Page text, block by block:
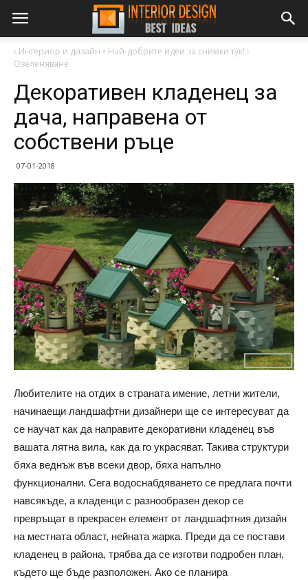
› Интериор и дизайн • Най-добрите идеи за снимки тук! ›
Озеленяване
Декоративен кладенец за
дача, направена от
собствени ръце
07-01-2018
Любителите на отдих в страната имение, летни жители,
начинаещи ландшафтни дизайнери ще се интересуват да
се научат как да направите декоративни кладенец във
вашата лятна вила, как да го украсяват. Такива структури
бяха веднъж във всеки двор, бяха напълно
функционални. Сега водоснабдяването се предлага почти
навсякъде, а кладенци с разнообразен декор се
превръщат в прекрасен елемент от ландшафтния дизайн
на местната област, нейната жарка. Преди да се постави
кладенец в района, трябва да се изготви подробен план,
където ще бъде разположен. Ако се планира